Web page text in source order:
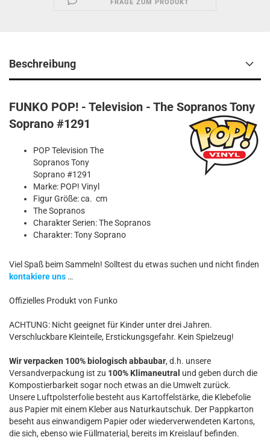
FRAGE ZUM PRODUKT
Beschreibung
FUNKO POP! - Television - The Sopranos Tony
Soprano #1291
POP Television The
Sopranos Tony
Soprano #1291
Marke: POP! Vinyl
Figur Größe: ca. cm
The Sopranos
Charakter Serien: The Sopranos
Charakter: Tony Soprano
Viel Spaß beim Sammeln! Solltest du etwas suchen und nicht finden
kontakiere uns …
Offizielles Produkt von Funko
ACHTUNG: Nicht geeignet für Kinder unter drei Jahren.
Verschluckbare Kleinteile, Erstickungsgefahr. Kein Spielzeug!
Wir verpacken 100% biologisch abbaubar, d.h. unsere
Versandverpackung ist zu 100% Klimaneutral und geben durch die
Kompostierbarkeit sogar noch etwas an die Umwelt zurück.
Unsere Luftpolsterfolie besteht aus Kartoffelstärke, die Klebefolie
aus Papier mit einem Kleber aus Naturkautschuk. Der Pappkarton
beseht aus einwandigem Papier oder wiederverwendeten Kartons,
die sich, ebenso wie Füllmaterial, bereits im Kreislauf befinden.